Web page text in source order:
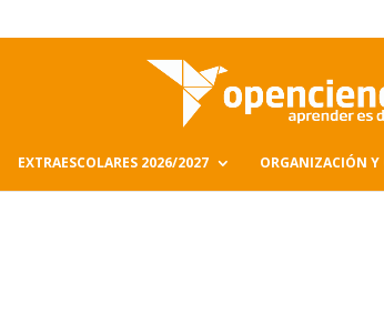
EXTRAESCOLARES 2026/2027 ORGANIZACIÓN Y